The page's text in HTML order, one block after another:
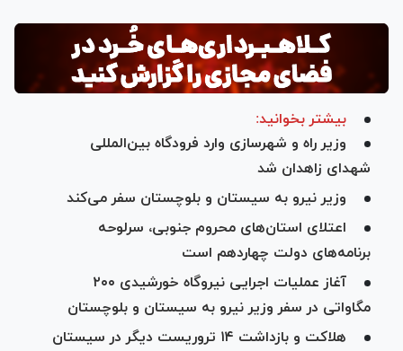
بیشتر بخوانید:
وزیر راه و شهرسازی وارد فرودگاه بین‌المللی
شهدای زاهدان شد
وزیر نیرو به سیستان و بلوچستان سفر می‌کند
اعتلای استان‌های محروم جنوبی، سرلوحه
برنامه‌های دولت چهاردهم است
آغاز عملیات اجرایی نیروگاه خورشیدی ۲۰۰
مگاواتی در سفر وزیر نیرو به سیستان‌ و بلوچستان
هلاکت و بازداشت ۱۴ تروریست دیگر در سیستان